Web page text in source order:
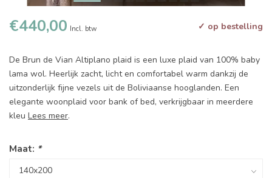
€440,00 Incl. btw ✓ op bestelling
De Brun de Vian Altiplano plaid is een luxe plaid van 100% baby
lama wol. Heerlijk zacht, licht en comfortabel warm dankzij de
uitzonderlijk fijne vezels uit de Boliviaanse hooglanden. Een
elegante woonplaid voor bank of bed, verkrijgbaar in meerdere
kleu Lees meer.
Maat: *